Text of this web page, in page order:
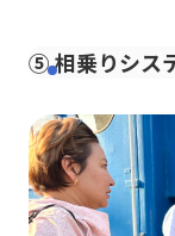
⑤ 相乗りシス